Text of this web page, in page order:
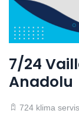
7/24
Anadolu
724 klima